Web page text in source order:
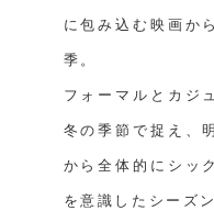
に包み込む映画か
季。
フォーマルとカジ
冬の季節で捉え、
から全体的にシッ
を意識したシーズ